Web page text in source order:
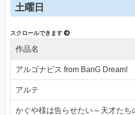
土曜日
作品名
アルゴナビス from BanG Dream!
アルテ
かぐや様は告らせたい～天才たち